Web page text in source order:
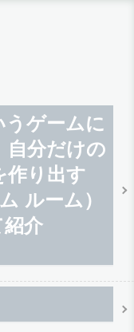
ゲームに
自分だけの
作り出す
ルーム）
介